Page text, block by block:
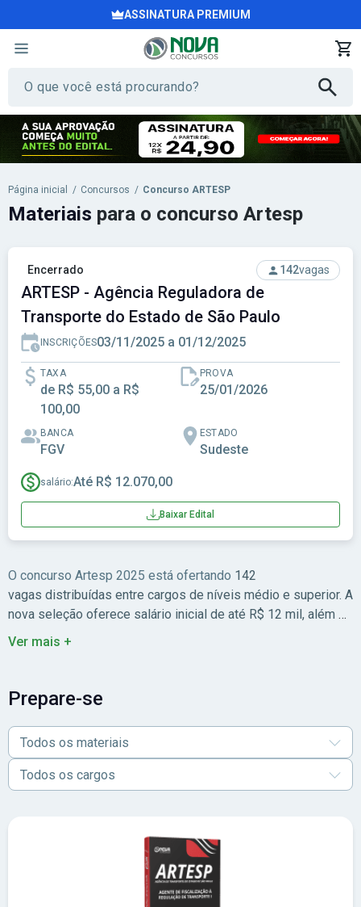
ASSINATURA PREMIUM
Página inicial / Concursos / Concurso ARTESP
Encerrado 142vagas
ARTESP - Agência Reguladora de
Transporte do Estado de São Paulo
INSCRIÇÕES03/11/2025 a 01/12/2025
TAXA
de R$ 55,00 a R$
100,00
PROVA
25/01/2026
BANCA
FGV
ESTADO
Sudeste
salário:Até R$ 12.070,00
Baixar Edital
Materiais para o concurso Artesp
O concurso Artesp 2025 está ofertando 142
vagas distribuídas entre cargos de níveis médio e superior. A
nova seleção oferece salário inicial de até R$ 12 mil, além de
benefícios.
cronograma. E para iniciar os estudos, confira os materiais
preparatórios para o concurso Artesp!
Ver mais +
Prepare-se
Todos os materiais
Todos os cargos